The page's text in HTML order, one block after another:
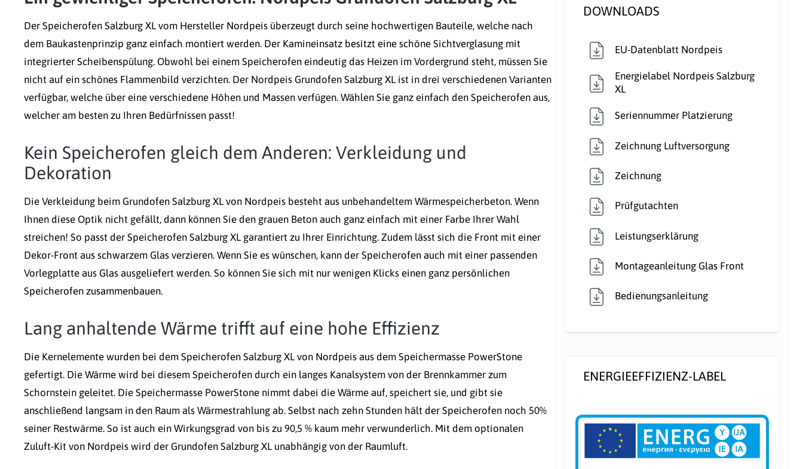
Der Speicherofen Salzburg XL vom Hersteller Nordpeis überzeugt durch seine hochwertigen Bauteile, welche nach
dem Baukastenprinzip ganz einfach montiert werden. Der Kamineinsatz besitzt eine schöne Sichtverglasung mit
integrierter Scheibenspülung. Obwohl bei einem Speicherofen eindeutig das Heizen im Vordergrund steht, müssen Sie
nicht auf ein schönes Flammenbild verzichten. Der Nordpeis Grundofen Salzburg XL ist in drei verschiedenen Varianten
verfügbar, welche über eine verschiedene Höhen und Massen verfügen. Wählen Sie ganz einfach den Speicherofen aus,
welcher am besten zu Ihren Bedürfnissen passt!
Kein Speicherofen gleich dem Anderen: Verkleidung und
Dekoration
Die Verkleidung beim Grundofen Salzburg XL von Nordpeis besteht aus unbehandeltem Wärmespeicherbeton. Wenn
Ihnen diese Optik nicht gefällt, dann können Sie den grauen Beton auch ganz einfach mit einer Farbe Ihrer Wahl
streichen! So passt der Speicherofen Salzburg XL garantiert zu Ihrer Einrichtung. Zudem lässt sich die Front mit einer
Dekor-Front aus schwarzem Glas verzieren. Wenn Sie es wünschen, kann der Speicherofen auch mit einer passenden
Vorlegplatte aus Glas ausgeliefert werden. So können Sie sich mit nur wenigen Klicks einen ganz persönlichen
Speicherofen zusammenbauen.
Lang anhaltende Wärme trifft auf eine hohe Effizienz
Die Kernelemente wurden bei dem Speicherofen Salzburg XL von Nordpeis aus dem Speichermasse PowerStone
gefertigt. Die Wärme wird bei diesem Speicherofen durch ein langes Kanalsystem von der Brennkammer zum
Schornstein geleitet. Die Speichermasse PowerStone nimmt dabei die Wärme auf, speichert sie, und gibt sie
anschließend langsam in den Raum als Wärmestrahlung ab. Selbst nach zehn Stunden hält der Speicherofen noch 50%
seiner Restwärme. So ist auch ein Wirkungsgrad von bis zu 90,5 % kaum mehr verwunderlich. Mit dem optionalen
Zuluft-Kit von Nordpeis wird der Grundofen Salzburg XL unabhängig von der Raumluft.
DOWNLOADS
EU-Datenblatt Nordpeis
Energielabel Nordpeis Salzburg
XL
Seriennummer Platzierung
Zeichnung Luftversorgung
Zeichnung
Prüfgutachten
Leistungserklärung
Montageanleitung Glas Front
Bedienungsanleitung
ENERGIEEFFIZIENZ-LABEL